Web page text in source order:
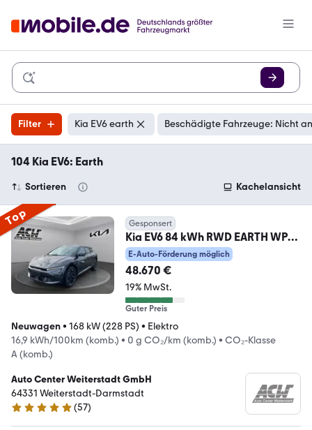
Filter Kia EV6 earth Beschädigte Fahrzeuge: Nicht
104 Kia EV6: Earth
Sortieren Kachelansicht
Top Gesponsert
Kia EV6 84 kWh RWD EARTH WP
MERIDIAN|HEAD-UP|LEDER
E-Auto-Förderung möglich
48.670 €
19% MwSt.
Guter Preis
Neuwagen• 168 kW (228 PS) • Elektro
16,9 kWh/100km (komb.) • 0 g CO₂/km (komb.) • CO₂-Klasse
A (komb.)
Auto Center Weiterstadt GmbH
64331 Weiterstadt-Darmstadt
4.8 Sterne
(57)